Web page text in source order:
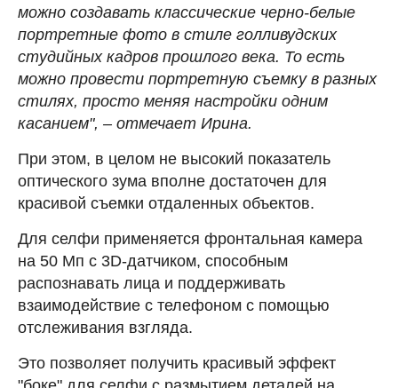
можно создавать классические черно-белые
портретные фото в стиле голливудских
студийных кадров прошлого века. То есть
можно провести портретную съемку в разных
стилях, просто меняя настройки одним
касанием", – отмечает Ирина.
При этом, в целом не высокий показатель
оптического зума вполне достаточен для
красивой съемки отдаленных объектов.
Для селфи применяется фронтальная камера
на 50 Мп с 3D-датчиком, способным
распознавать лица и поддерживать
взаимодействие с телефоном с помощью
отслеживания взгляда.
Это позволяет получить красивый эффект